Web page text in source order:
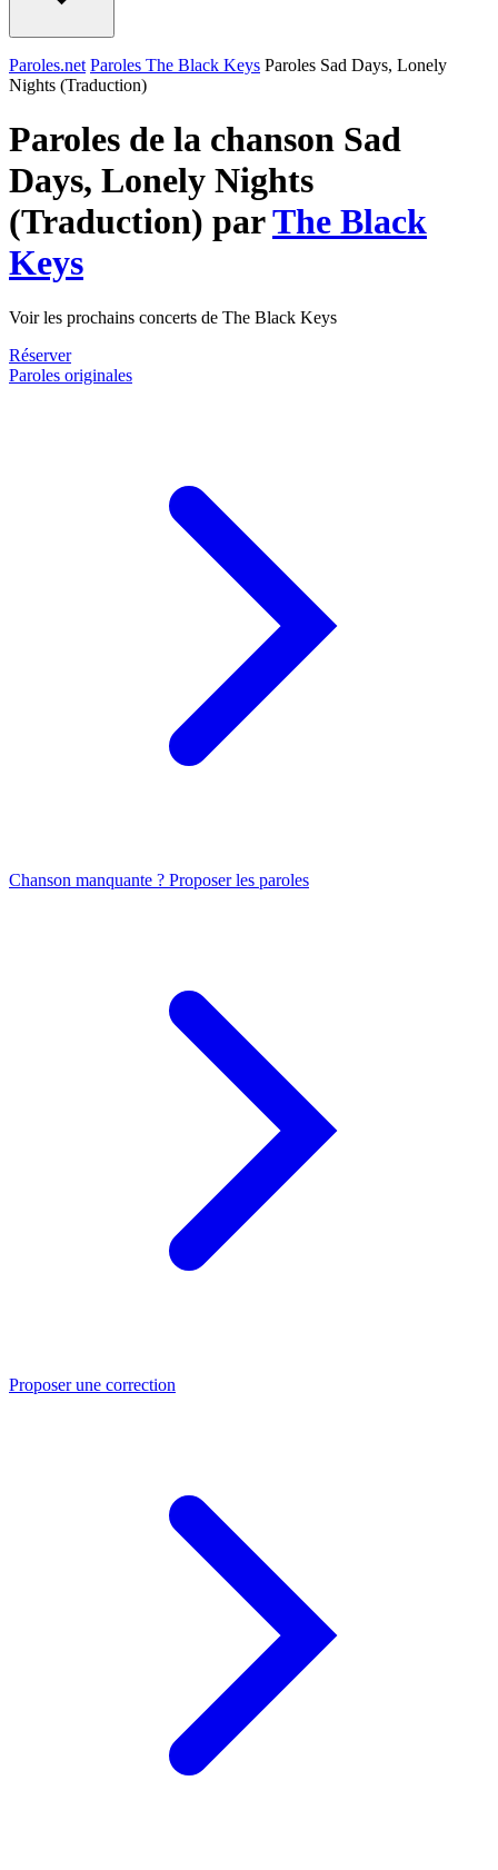
Paroles.net Paroles The Black Keys Paroles Sad Days, Lonely
Nights (Traduction)
Paroles de la chanson Sad
Days, Lonely Nights
(Traduction) parThe Black
Keys
Voir les prochains concerts de The Black Keys
Réserver
Paroles originales
Chanson manquante ? Proposer les paroles
Proposer une correction